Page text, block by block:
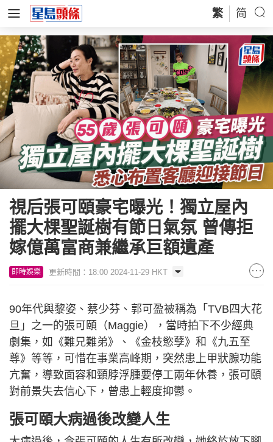
繁 简
視后張可頤豪宅曝光！獨立屋內
擺大棵聖誕樹有節日氣氛 曾傳拒
嫁億萬富商兼繼承巨額遺產
即時娛樂 更新時間：18:00 2024-11-29 HKT
90年代與黎姿、蔡少芬、郭可盈被稱為「TVB四大花
旦」之一的張可頤（Maggie），當時拍下不少經典
劇集，如《難兄難弟》、《金枝慾孽》和《九五至
尊》等等，可惜在事業高峰期，突然患上甲狀腺功能
亢奮，導致面容和頸脖浮腫要停工兩年休養，張可頤
對前景失去信心下，曾患上輕度抑鬱。
張可頤大病過後改變人生